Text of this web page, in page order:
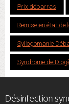
Prix débarras
Remise en état de
Syllogomanie
Syndrome de
Désinfection